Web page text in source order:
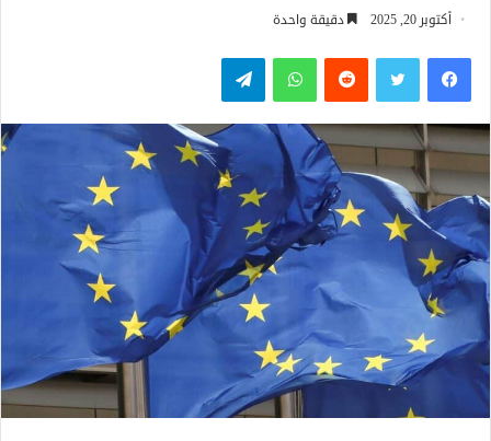
أكتوبر 20, 2025 دقيقة واحدة
فيسبوكتويتر واتساب تيلقرام